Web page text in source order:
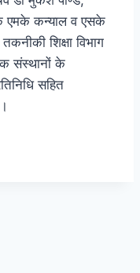
एमके कन्याल व एसके
शिक्षा विभाग
संस्थानों के
सहित